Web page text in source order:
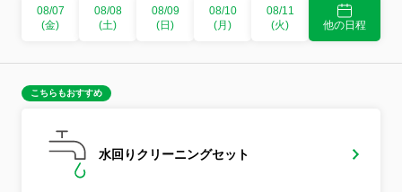
08/07
(金)
08/08
(土)
08/09
(日)
08/10
(月)
08/11
(火)
他の日程
こちらもおすすめ
水回りクリーニングセット